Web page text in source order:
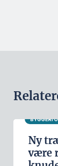
BYGGERI
Ny
være